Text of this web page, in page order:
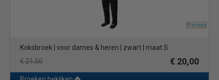
Koksbroek | voor dames & heren | zwart | maat S
€ 21,50
€ 20,00